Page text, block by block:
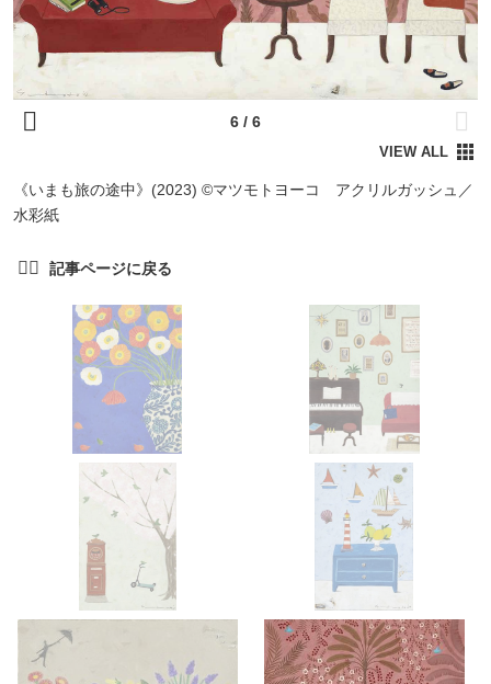
《いまも旅の途中》(2023) ©マツモトヨーコ アクリルガッシュ／
水彩紙